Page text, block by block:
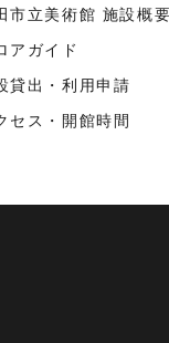
市立美術館 施設概要
アガイド
貸出・利用申請
セス・開館時間